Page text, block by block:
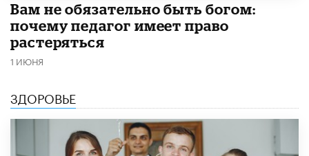
​Вам не обязательно быть богом:
почему педагог имеет право
растеряться
1 ИЮНЯ
ЗДОРОВЬЕ